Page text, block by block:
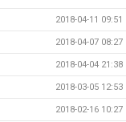
2018-04-11 09:51
2018-04-07 08:27
2018-04-04 21:38
2018-03-05 12:53
2018-02-16 10:27